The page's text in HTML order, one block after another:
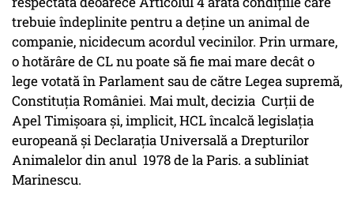
trebuie îndeplinite pentru a deține un animal de
companie, nicidecum acordul vecinilor. Prin urmare,
o hotărâre de CL nu poate să fie mai mare decât o
lege votată în Parlament sau de către Legea supremă,
Constituția României. Mai mult, decizia Curții de
Apel Timișoara și, implicit, HCL încalcă legislația
europeană și Declarația Universală a Drepturilor
Animalelor din anul 1978 de la Paris. a subliniat
Marinescu.